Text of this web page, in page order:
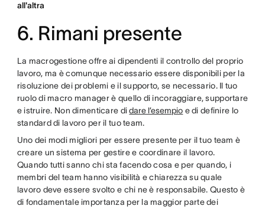
all'altra
6. Rimani presente
La macrogestione offre ai dipendenti il controllo del proprio
lavoro, ma è comunque necessario essere disponibili per la
risoluzione dei problemi e il supporto, se necessario. Il tuo
ruolo di macro manager è quello di incoraggiare, supportare
e istruire. Non dimenticare didare l’esempio e di definire lo
standard di lavoro per il tuo team.
Uno dei modi migliori per essere presente per il tuo team è
creare un sistema per gestire e coordinare il lavoro.
Quando tutti sanno chi sta facendo cosa e per quando, i
membri del team hanno visibilità e chiarezza su quale
lavoro deve essere svolto e chi ne è responsabile. Questo è
di fondamentale importanza per la maggior parte dei